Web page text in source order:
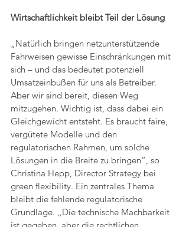
Wirtschaftlichkeit bleibt Teil der Lösung
„Natürlich bringen netzunterstützende
Fahrweisen gewisse Einschränkungen mit
sich – und das bedeutet potenziell
Umsatzeinbußen für uns als Betreiber.
Aber wir sind bereit, diesen Weg
mitzugehen. Wichtig ist, dass dabei ein
Gleichgewicht entsteht. Es braucht faire,
vergütete Modelle und den
regulatorischen Rahmen, um solche
Lösungen in die Breite zu bringen“, so
Christina Hepp, Director Strategy bei
green flexibility. Ein zentrales Thema
bleibt die fehlende regulatorische
Grundlage. „Die technische Machbarkeit